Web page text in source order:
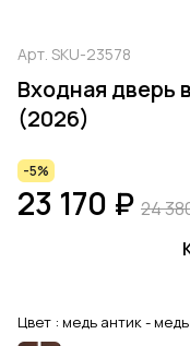
Арт. SKU-23578
Входная дверь
(2026)
-5%
23 170 ₽ 24
Цвет : медь антик -